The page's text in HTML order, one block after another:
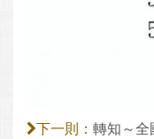
下一則： 轉知～